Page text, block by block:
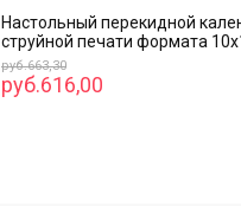
Настольный перекидной
струйной печати формата
руб.663,30
руб.616,00